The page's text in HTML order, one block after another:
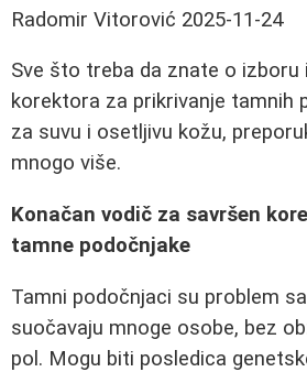
Radomir Vitorović 2025-11-24
Sve što treba da znate o izboru
korektora za prikrivanje tamnih
za suvu i osetljivu kožu,
mnogo više.
Konačan vodič za savršen
tamne podočnjake
Tamni podočnjaci su problem
suočavaju mnoge osobe, bez
pol. Mogu biti posledica